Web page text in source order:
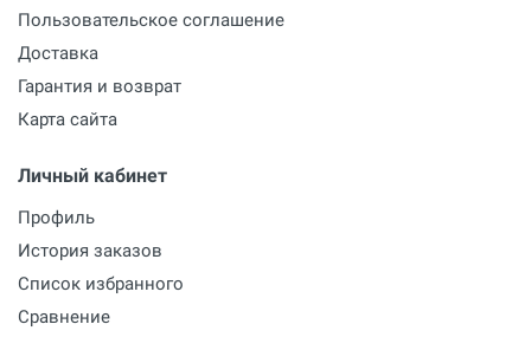
Пользовательское соглашение
Доставка
Гарантия и возврат
Карта сайта
Личный кабинет
Профиль
История заказов
Список избранного
Сравнение